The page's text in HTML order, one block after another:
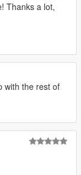
Thanks a lot,
with the rest of